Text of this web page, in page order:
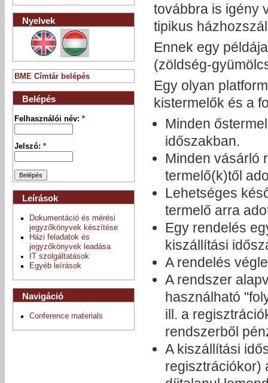
továbbra is igény
tipikus
Ennek egy
(zöldség-
Egy olyan
kistermelők és a
Minden
időszakban.
Minden vásárló
termelő(k)től
Lehetséges
termelő arra
Egy rendelés
kiszállítási
A rendelés
A rendszer
használható
ill. a
rendszerből
A kiszállítási
regisztrációkor)
Nyelvek
BME Címtár belépés
Belépés
Felhasználói név:*
Jelszó:*
Leírások
Dokumentáció és mérési
jegyzőkönyvek készítése
Házi feladatok és
jegyzőkönyvek leadása
IT szolgáltatások
Egyéb leírások
Navigáció
Conference materials